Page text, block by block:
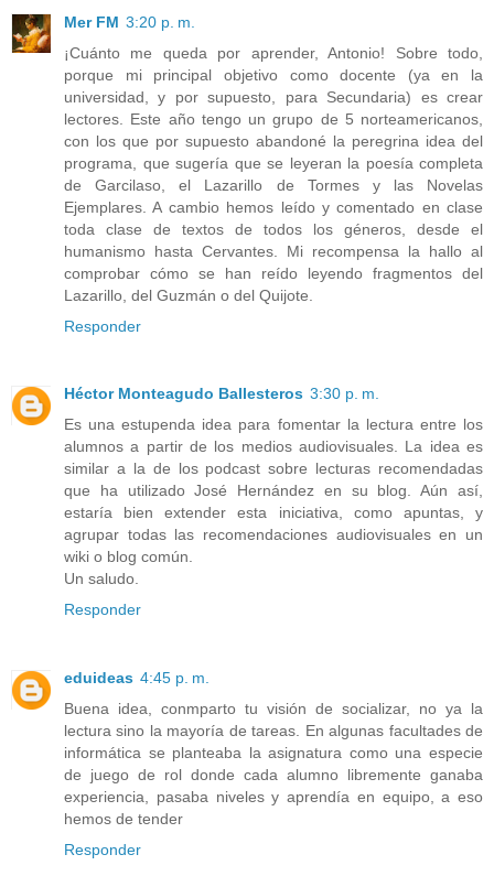
Mer FM 3:20 p. m.
¡Cuánto me queda por aprender, Antonio! Sobre todo,
porque mi principal objetivo como docente (ya en la
universidad, y por supuesto, para Secundaria) es crear
lectores. Este año tengo un grupo de 5 norteamericanos,
con los que por supuesto abandoné la peregrina idea del
programa, que sugería que se leyeran la poesía completa
de Garcilaso, el Lazarillo de Tormes y las Novelas
Ejemplares. A cambio hemos leído y comentado en clase
toda clase de textos de todos los géneros, desde el
humanismo hasta Cervantes. Mi recompensa la hallo al
comprobar cómo se han reído leyendo fragmentos del
Lazarillo, del Guzmán o del Quijote.
Responder
Héctor Monteagudo Ballesteros 3:30 p. m.
Es una estupenda idea para fomentar la lectura entre los
alumnos a partir de los medios audiovisuales. La idea es
similar a la de los podcast sobre lecturas recomendadas
que ha utilizado José Hernández en su blog. Aún así,
estaría bien extender esta iniciativa, como apuntas, y
agrupar todas las recomendaciones audiovisuales en un
wiki o blog común.
Un saludo.
Responder
eduideas 4:45 p. m.
Buena idea, conmparto tu visión de socializar, no ya la
lectura sino la mayoría de tareas. En algunas facultades de
informática se planteaba la asignatura como una especie
de juego de rol donde cada alumno libremente ganaba
experiencia, pasaba niveles y aprendía en equipo, a eso
hemos de tender
Responder